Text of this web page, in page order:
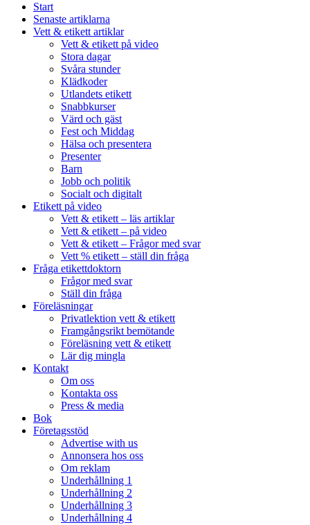
Start
Senaste artiklarna
Vett & etikett artiklar
Vett & etikett på video
Stora dagar
Svåra stunder
Klädkoder
Utlandets etikett
Snabbkurser
Värd och gäst
Fest och Middag
Hälsa och presentera
Presenter
Barn
Jobb och politik
Socialt och digitalt
Etikett på video
Vett & etikett – läs artiklar
Vett & etikett – på video
Vett & etikett – Frågor med svar
Vett % etikett – ställ din fråga
Fråga etikettdoktorn
Frågor med svar
Ställ din fråga
Föreläsningar
Privatlektion vett & etikett
Framgångsrikt bemötande
Föreläsning vett & etikett
Lär dig mingla
Kontakt
Om oss
Kontakta oss
Press & media
Bok
Företagsstöd
Advertise with us
Annonsera hos oss
Om reklam
Underhållning 1
Underhållning 2
Underhållning 3
Underhållning 4